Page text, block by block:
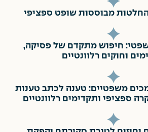
מבוססות שופט ספציפי
חיפוש מתקדם של פסיקה,
וחוקים רלוונטיים
משפטיים: טענה לכתב טענות
ספציפי ותקדימים רלוונטיים